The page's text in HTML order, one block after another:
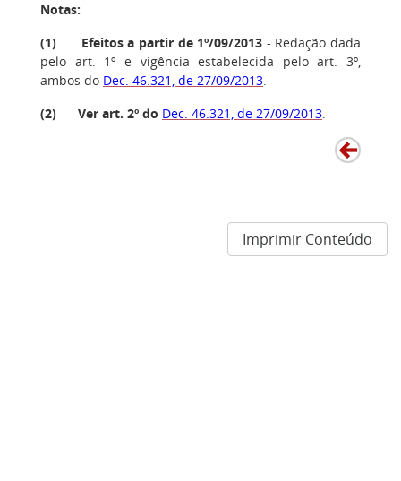
Notas:
(1) Efeitos a partir de 1º/09/2013 - Redação dada
pelo art. 1º e vigência estabelecida pelo art. 3º,
ambos do Dec. 46.321, de 27/09/2013.
(2) Ver art. 2º do Dec. 46.321, de 27/09/2013.
Imprimir Conteúdo